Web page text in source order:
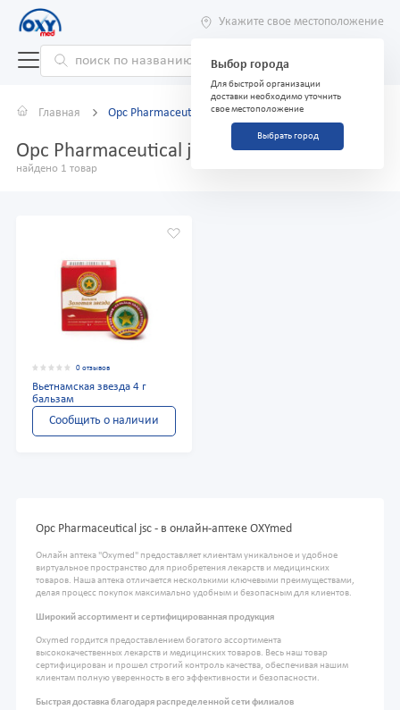
Укажите свое местоположение
Выбор города
Для быстрой организации
доставки необходимо уточнить
свое местоположение
Выбрать город
Главная Opc Pharmaceutical jsc
Opc Pharmaceutical jsc
найдено 1 товар
0 отзывов
Вьетнамская звезда 4 г
бальзам
Сообщить о наличии
Opc Pharmaceutical jsc - в онлайн-аптеке OXYmed
Онлайн аптека "Oxymed" предоставляет клиентам уникальное и удобное
виртуальное пространство для приобретения лекарств и медицинских
товаров. Наша аптека отличается несколькими ключевыми преимуществами,
делая процесс покупок максимально удобным и безопасным для клиентов.
Широкий ассортимент и сертифицированная продукция
Oxymed гордится предоставлением богатого ассортимента
высококачественных лекарств и медицинских товаров. Весь наш товар
сертифицирован и прошел строгий контроль качества, обеспечивая нашим
клиентам полную уверенность в его эффективности и безопасности.
Быстрая доставка благодаря распределенной сети филиалов